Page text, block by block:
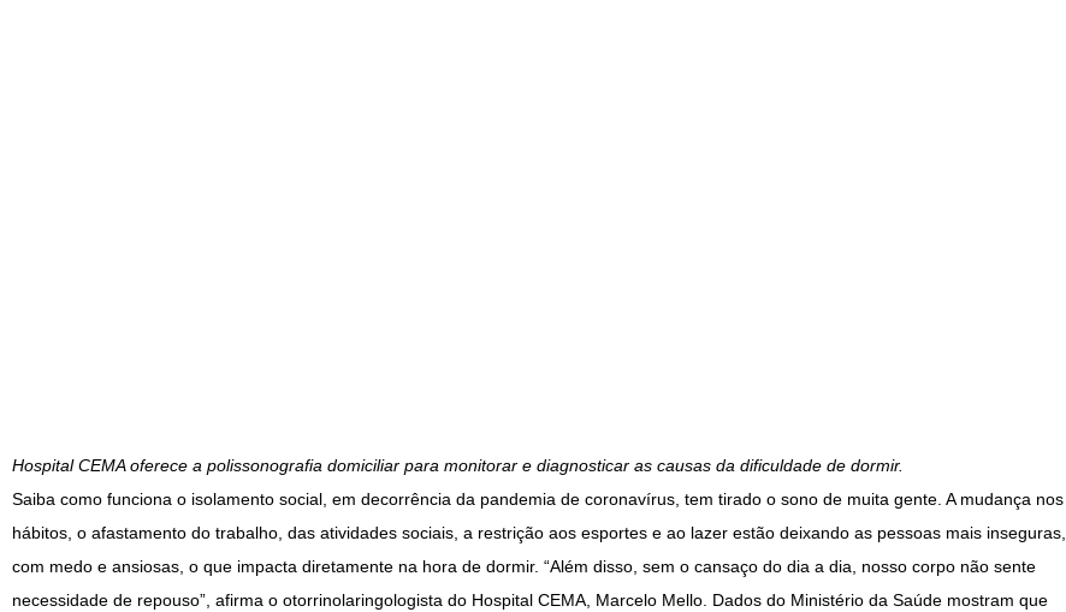
Hospital CEMA oferece a polissonografia domiciliar para monitorar e diagnosticar as causas da dificuldade de dormir.
Saiba como funciona o isolamento social, em decorrência da pandemia de coronavírus, tem tirado o sono de muita gente. A mudança nos
hábitos, o afastamento do trabalho, das atividades sociais, a restrição aos esportes e ao lazer estão deixando as pessoas mais inseguras,
com medo e ansiosas, o que impacta diretamente na hora de dormir. “Além disso, sem o cansaço do dia a dia, nosso corpo não sente
necessidade de repouso”, afirma o otorrinolaringologista do Hospital CEMA, Marcelo Mello. Dados do Ministério da Saúde mostram que